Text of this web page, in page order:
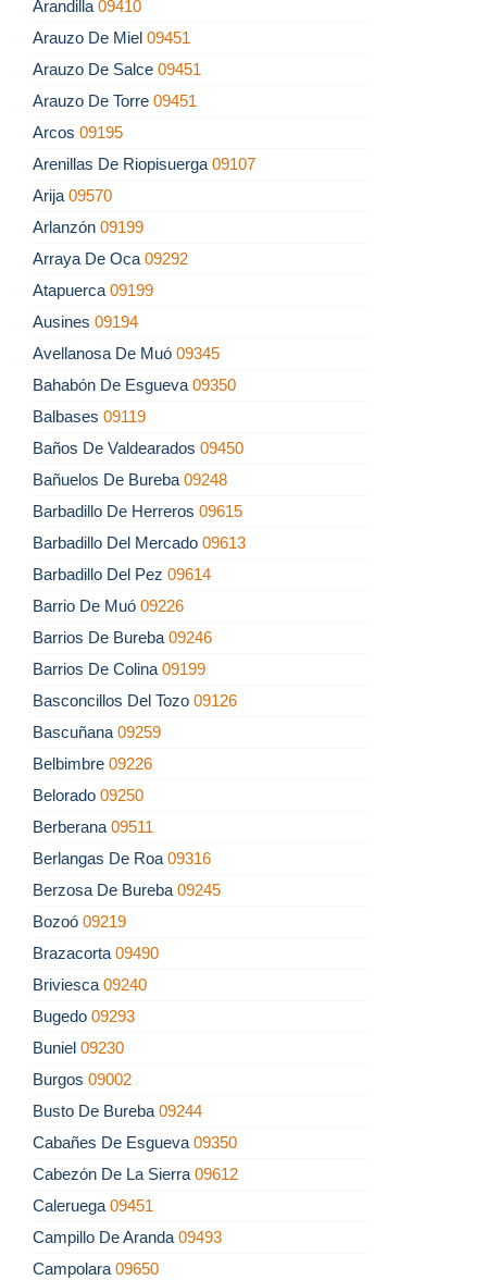
Arandilla 09410
Arauzo De Miel 09451
Arauzo De Salce 09451
Arauzo De Torre 09451
Arcos 09195
Arenillas De Riopisuerga 09107
Arija 09570
Arlanzón 09199
Arraya De Oca 09292
Atapuerca 09199
Ausines 09194
Avellanosa De Muó 09345
Bahabón De Esgueva 09350
Balbases 09119
Baños De Valdearados 09450
Bañuelos De Bureba 09248
Barbadillo De Herreros 09615
Barbadillo Del Mercado 09613
Barbadillo Del Pez 09614
Barrio De Muó 09226
Barrios De Bureba 09246
Barrios De Colina 09199
Basconcillos Del Tozo 09126
Bascuñana 09259
Belbimbre 09226
Belorado 09250
Berberana 09511
Berlangas De Roa 09316
Berzosa De Bureba 09245
Bozoó 09219
Brazacorta 09490
Briviesca 09240
Bugedo 09293
Buniel 09230
Burgos 09002
Busto De Bureba 09244
Cabañes De Esgueva 09350
Cabezón De La Sierra 09612
Caleruega 09451
Campillo De Aranda 09493
Campolara 09650